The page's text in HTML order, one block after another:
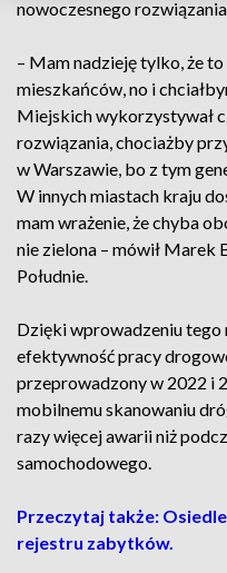
nowoczesnego
– Mam nadzieję tylko, że
mieszkańców, no i
Miejskich wykorzystywał
rozwiązania, chociażby
w Warszawie, bo z tym
W innych miastach kraju
mam wrażenie, że chyba
nie zielona – mówił
Południe.
Dzięki wprowadzeniu tego
efektywność pracy
przeprowadzony w 2022 i
mobilnemu skanowaniu
razy więcej awarii niż
samochodowego.
Przeczytaj także:
rejestru zabytków.